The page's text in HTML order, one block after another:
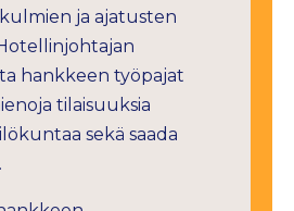
ja ajatusten
hankkeen työpajat
tilaisuuksia
sekä saada